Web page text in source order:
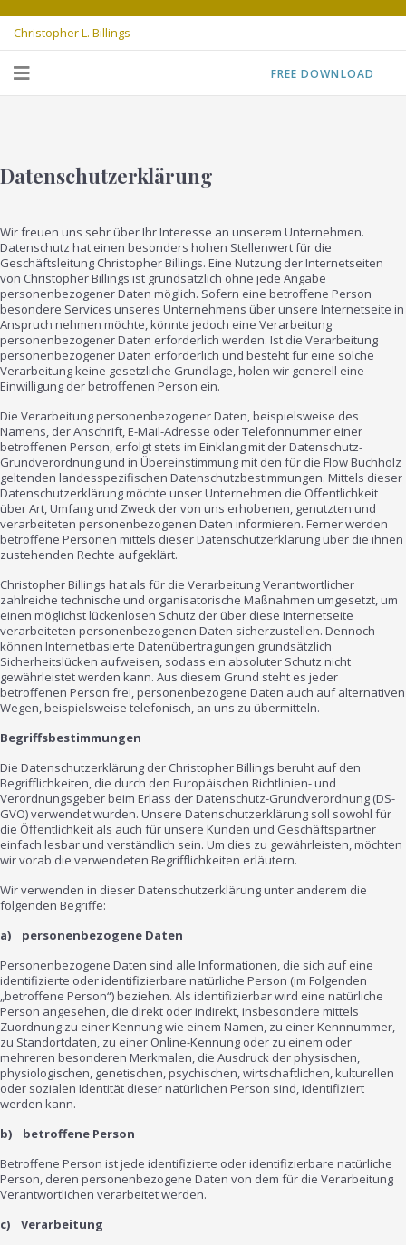
Christopher L. Billings
FREE DOWNLOAD
Datenschutzerklärung
Wir freuen uns sehr über Ihr Interesse an unserem Unternehmen.
Datenschutz hat einen besonders hohen Stellenwert für die
Geschäftsleitung Christopher Billings. Eine Nutzung der Internetseiten
von Christopher Billings ist grundsätzlich ohne jede Angabe
personenbezogener Daten möglich. Sofern eine betroffene Person
besondere Services unseres Unternehmens über unsere Internetseite in
Anspruch nehmen möchte, könnte jedoch eine Verarbeitung
personenbezogener Daten erforderlich werden. Ist die Verarbeitung
personenbezogener Daten erforderlich und besteht für eine solche
Verarbeitung keine gesetzliche Grundlage, holen wir generell eine
Einwilligung der betroffenen Person ein.
Die Verarbeitung personenbezogener Daten, beispielsweise des
Namens, der Anschrift, E-Mail-Adresse oder Telefonnummer einer
betroffenen Person, erfolgt stets im Einklang mit der Datenschutz-
Grundverordnung und in Übereinstimmung mit den für die Flow Buchholz
geltenden landesspezifischen Datenschutzbestimmungen. Mittels dieser
Datenschutzerklärung möchte unser Unternehmen die Öffentlichkeit
über Art, Umfang und Zweck der von uns erhobenen, genutzten und
verarbeiteten personenbezogenen Daten informieren. Ferner werden
betroffene Personen mittels dieser Datenschutzerklärung über die ihnen
zustehenden Rechte aufgeklärt.
Christopher Billings hat als für die Verarbeitung Verantwortlicher
zahlreiche technische und organisatorische Maßnahmen umgesetzt, um
einen möglichst lückenlosen Schutz der über diese Internetseite
verarbeiteten personenbezogenen Daten sicherzustellen. Dennoch
können Internetbasierte Datenübertragungen grundsätzlich
Sicherheitslücken aufweisen, sodass ein absoluter Schutz nicht
gewährleistet werden kann. Aus diesem Grund steht es jeder
betroffenen Person frei, personenbezogene Daten auch auf alternativen
Wegen, beispielsweise telefonisch, an uns zu übermitteln.
Begriffsbestimmungen
Die Datenschutzerklärung der Christopher Billings beruht auf den
Begrifflichkeiten, die durch den Europäischen Richtlinien- und
Verordnungsgeber beim Erlass der Datenschutz-Grundverordnung (DS-
GVO) verwendet wurden. Unsere Datenschutzerklärung soll sowohl für
die Öffentlichkeit als auch für unsere Kunden und Geschäftspartner
einfach lesbar und verständlich sein. Um dies zu gewährleisten, möchten
wir vorab die verwendeten Begrifflichkeiten erläutern.
Wir verwenden in dieser Datenschutzerklärung unter anderem die
folgenden Begriffe:
a) personenbezogene Daten
Personenbezogene Daten sind alle Informationen, die sich auf eine
identifizierte oder identifizierbare natürliche Person (im Folgenden
„betroffene Person“) beziehen. Als identifizierbar wird eine natürliche
Person angesehen, die direkt oder indirekt, insbesondere mittels
Zuordnung zu einer Kennung wie einem Namen, zu einer Kennnummer,
zu Standortdaten, zu einer Online-Kennung oder zu einem oder
mehreren besonderen Merkmalen, die Ausdruck der physischen,
physiologischen, genetischen, psychischen, wirtschaftlichen, kulturellen
oder sozialen Identität dieser natürlichen Person sind, identifiziert
werden kann.
b) betroffene Person
Betroffene Person ist jede identifizierte oder identifizierbare natürliche
Person, deren personenbezogene Daten von dem für die Verarbeitung
Verantwortlichen verarbeitet werden.
c) Verarbeitung